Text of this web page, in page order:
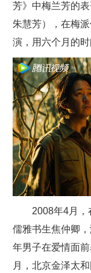
芳》中梅兰芳的
朱慧芳），在梅
演，用六个月的
2008年4月，
儒雅书生焦仲卿
年男子在爱情面
月，北京金泽太